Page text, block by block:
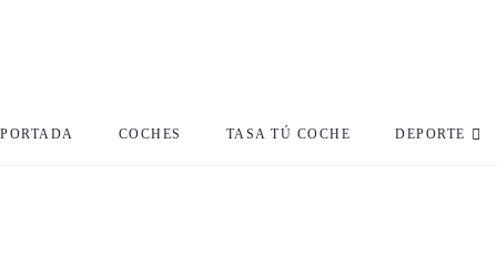
PORTADA COCHES TASA TÚ COCHE DEPORTE